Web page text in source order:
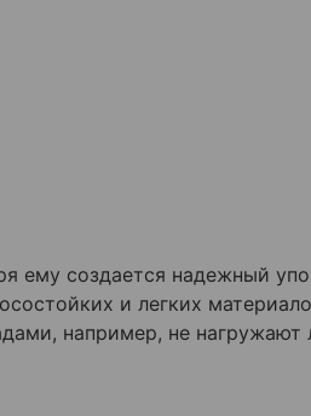
ему создается надежный
и легких
например, не